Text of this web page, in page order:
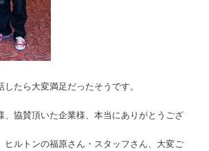
たら大変満足だったそうです。
、協賛頂いた企業様、本当にありがとうござ
ヒルトンの福原さん・スタッフさん、大変ご